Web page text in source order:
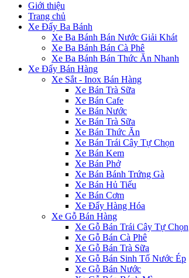
Giới thiệu
Trang chủ
Xe Đẩy Ba Bánh
Xe Ba Bánh Bán Nước Giải Khát
Xe Ba Bánh Bán Cà Phê
Xe Ba Bánh Bán Thức Ăn Nhanh
Xe Đẩy Bán Hàng
Xe Sắt - Inox Bán Hàng
Xe Bán Trà Sữa
Xe Bán Cafe
Xe Bán Nước
Xe Bán Trà Sữa
Xe Bán Thức Ăn
Xe Bán Trái Cây Tự Chọn
Xe Bán Kem
Xe Bán Phở
Xe Bán Bánh Trứng Gà
Xe Bán Hủ Tiếu
Xe Bán Cơm
Xe Đẩy Hàng Hóa
Xe Gỗ Bán Hàng
Xe Gỗ Bán Trái Cây Tự Chọn
Xe Gỗ Bán Cà Phê
Xe Gỗ Bán Trà Sữa
Xe Gỗ Bán Sinh Tố Nước Ép
Xe Gỗ Bán Nước